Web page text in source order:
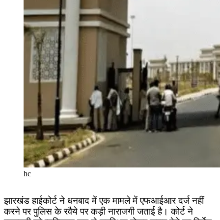
hc
झारखंड हाईकोर्ट ने धनबाद में एक मामले में एफआईआर दर्ज नहीं
करने पर पुलिस के रवैये पर कड़ी नाराजगी जताई है। कोर्ट ने